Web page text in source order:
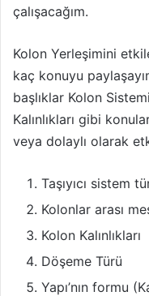
çalışacağım.
Kolon Yerleşimini
kaç konuyu
başlıklar Kolon
Kalınlıkları gibi
veya dolaylı olarak
Taşıyıcı sistem
Kolonlar arası
Kolon Kalınlıkları
Döşeme Türü
Yapı’nın formu